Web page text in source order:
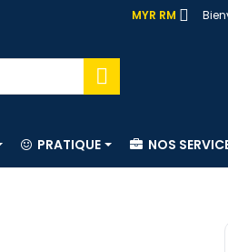
MYR RM 

PRATIQUE NOS